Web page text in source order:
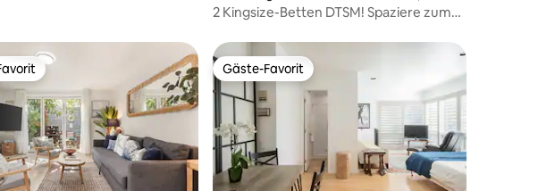
2 Kingsize-Betten DTSM! Spaziere zum
Gäste-Favorit
Gäste-Favorit